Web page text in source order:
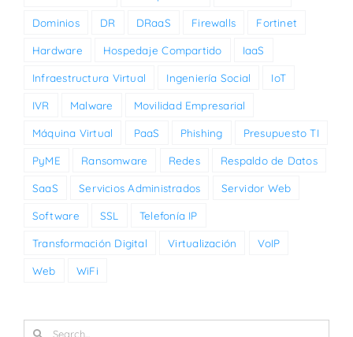
Dominios DR DRaaS Firewalls Fortinet
Hardware Hospedaje Compartido IaaS
Infraestructura Virtual Ingeniería Social IoT
IVR Malware Movilidad Empresarial
Máquina Virtual PaaS Phishing Presupuesto TI
PyME Ransomware Redes Respaldo de Datos
SaaS Servicios Administrados Servidor Web
Software SSL Telefonía IP
Transformación Digital Virtualización VoIP
Web WiFi
Search